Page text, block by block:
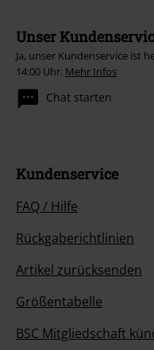
Unser
Ja, unser Kundenservice ist
14:00 Uhr. Mehr Infos
Chat starten
Kundenservice
FAQ / Hilfe
Rückgaberichtlinien
Artikel zurücksenden
Größentabelle
BSC Mitgliedschaft